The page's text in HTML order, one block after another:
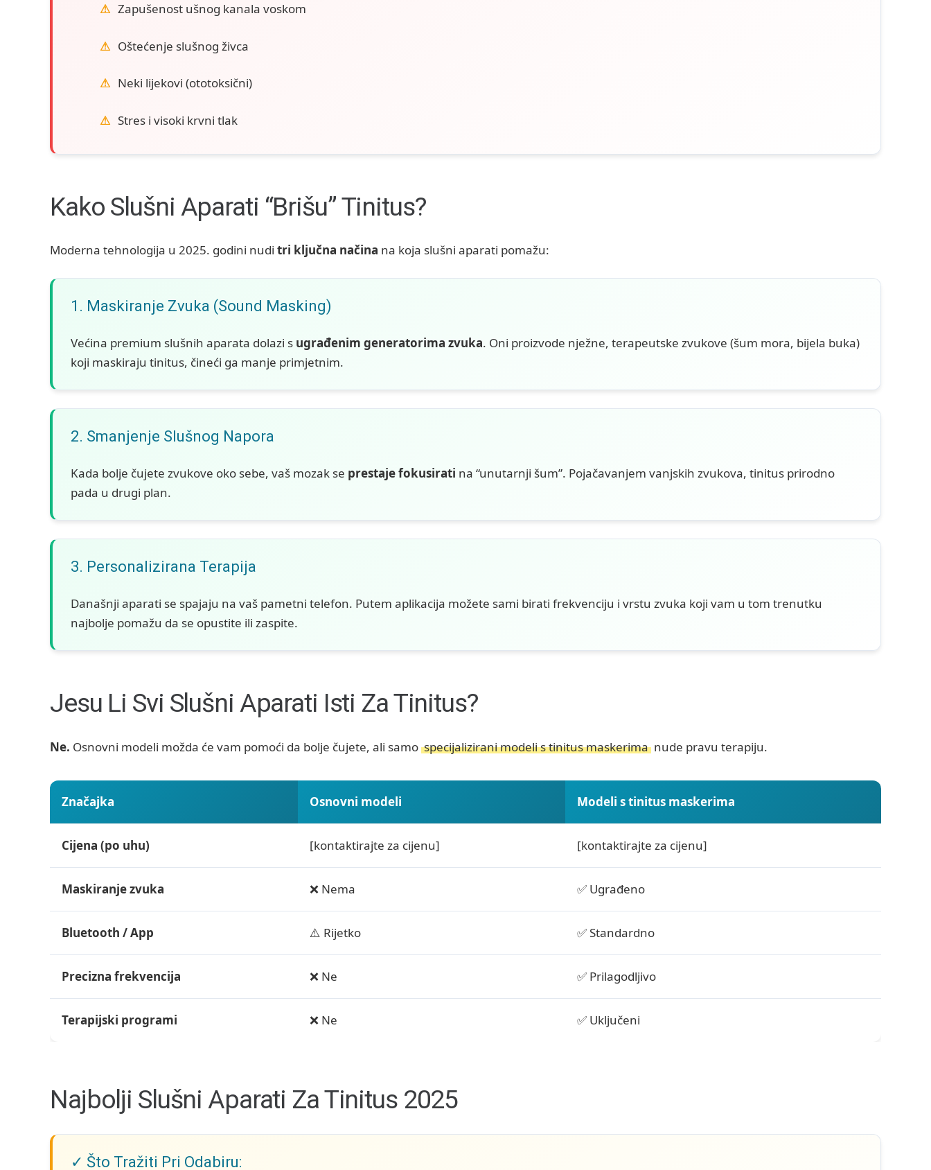
Zapušenost ušnog kanala voskom
Oštećenje slušnog živca
Neki lijekovi (ototoksični)
Stres i visoki krvni tlak
Kako Slušni Aparati “brišu” Tinitus?
Moderna tehnologija u 2025. godini nudi tri ključna načina na koja slušni aparati pomažu:
1. Maskiranje Zvuka (Sound Masking)
Većina premium slušnih aparata dolazi s ugrađenim generatorima zvuka. Oni proizvode nježne, terapeutske zvukove (šum mora, bijela buka)
koji maskiraju tinitus, čineći ga manje primjetnim.
2. Smanjenje Slušnog Napora
Kada bolje čujete zvukove oko sebe, vaš mozak se prestaje fokusirati na “unutarnji šum”. Pojačavanjem vanjskih zvukova, tinitus prirodno
pada u drugi plan.
3. Personalizirana Terapija
Današnji aparati se spajaju na vaš pametni telefon. Putem aplikacija možete sami birati frekvenciju i vrstu zvuka koji vam u tom trenutku
najbolje pomažu da se opustite ili zaspite.
Jesu Li Svi Slušni Aparati Isti Za Tinitus?
Ne. Osnovni modeli možda će vam pomoći da bolje čujete, ali samo specijalizirani modeli s tinitus maskerima nude pravu terapiju.
Značajka Osnovni modeli Modeli s tinitus maskerima
Cijena (po uhu) [kontaktirajte za cijenu] [kontaktirajte za cijenu]
Maskiranje zvuka ❌ Nema ✅ Ugrađeno
Bluetooth / App ⚠️ Rijetko ✅ Standardno
Precizna frekvencija ❌ Ne ✅ Prilagodljivo
Terapijski programi ❌ Ne ✅ Uključeni
Najbolji Slušni Aparati Za Tinitus 2025
✓ Što Tražiti Pri Odabiru: